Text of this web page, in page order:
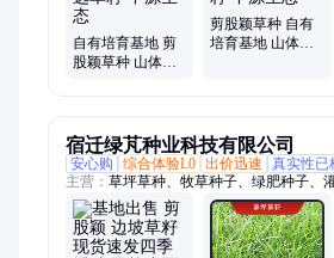
自有培育基地 剪
股颖草种 山体边
剪股颖草种 自有
培育基地 山体边
宿迁绿芃种业科技有限公司
安心购
综合体验L0 出价迅速 真实性已
主营： 草坪草种、牧草种子、绿肥种子、
蔬菜种子